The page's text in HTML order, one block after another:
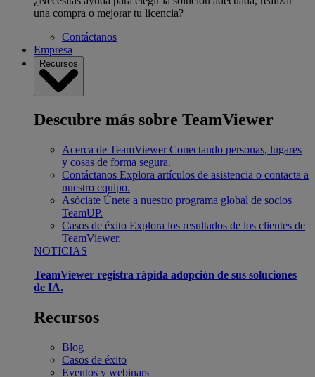
una compra o mejorar tu licencia?
Contáctanos
Empresa
Recursos
Descubre más sobre TeamViewer
Acerca de TeamViewer Conectando personas, lugares
y cosas de forma segura.
Contáctanos Explora artículos de asistencia o contacta a
nuestro equipo.
Asóciate Únete a nuestro programa global de socios
TeamUP.
Casos de éxito Explora los resultados de los clientes de
TeamViewer.
NOTICIAS
TeamViewer registra rápida adopción de sus soluciones
de IA.
Recursos
Blog
Casos de éxito
Eventos y webinars